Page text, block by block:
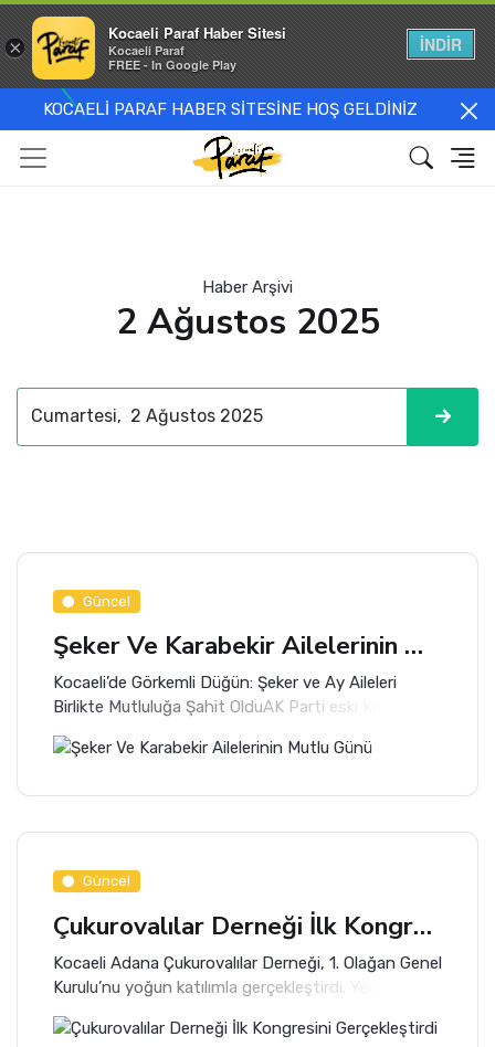
KOCAELİ PARAF HABER SİTESİNE HOŞ GELDİNİZ
Haber Arşivi
2 Ağustos 2025
Güncel
Şeker Ve Karabekir Ailelerinin Mutlu Günü
Kocaeli’de Görkemli Düğün: Şeker ve Ay Aileleri
Birlikte Mutluluğa Şahit OlduAK Parti eski Kocaeli
Milletvekili ve önceki dönem MKYK üyesi İlyas
Şeker’in oğlu Mustafa Akif Şeker, Adile Merve Ay ile
Güncel
Çukurovalılar Derneği İlk Kongresini Gerçekleştirdi
Kocaeli Adana Çukurovalılar Derneği, 1. Olağan Genel
Kurulu’nu yoğun katılımla gerçekleştirdi. Yeni kurulan
kültürel değerleri yaşatmayı amaçlıyor.
×
Kocaeli Paraf Haber Sitesi
Kocaeli Paraf
FREE - In Google Play
İNDİR